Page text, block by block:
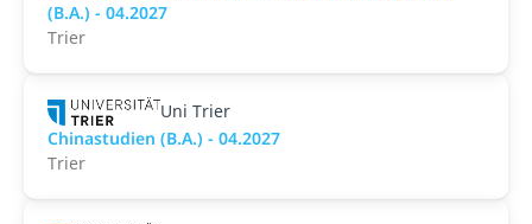
(B.A.) - 04.2027
Trier
Uni Trier
Chinastudien (B.A.) - 04.2027
Trier